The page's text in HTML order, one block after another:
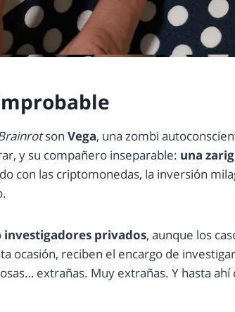
son Vega, una zombi
y su compañero inseparable: una
con las criptomonedas, la inversión
investigadores privados, aunque los
ocasión, reciben el encargo de
extrañas. Muy extrañas. Y hasta